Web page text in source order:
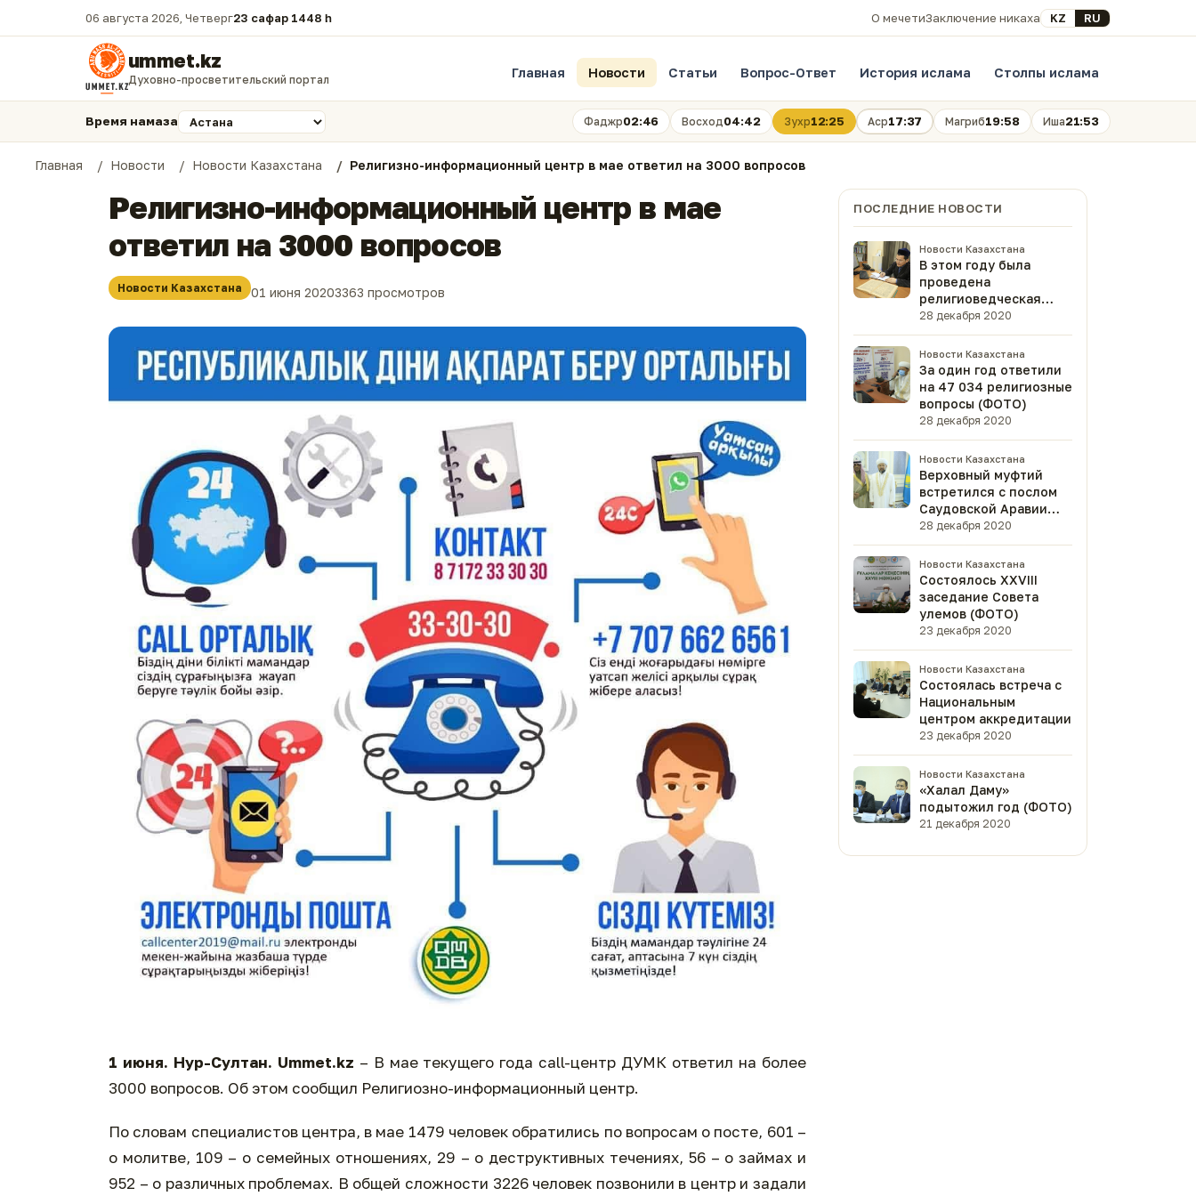
06 августа 2026, Четверг23 сафар 1448 һ. О мечетиЗаключение никахаВыберите язык
KZ RU
ummet.kz
Духовно-просветительский портал Главная Новости Статьи Вопрос-Ответ История ислама Столпы ислама
Время намаза Фаджр02:46 Восход04:42 Зухр12:25 Аср17:37 Магриб19:58 Иша21:53
Главная Новости Новости Казахстана Религизно-информационный центр в мае ответил на 3000 вопросов
Религизно-информационный центр в мае
ответил на 3000 вопросов
Новости Казахстана 01 июня 20203363 просмотров
1 июня. Нур-Султан. Ummet.kz – В мае текущего года call-центр ДУМК ответил на более
3000 вопросов. Об этом сообщил Религиозно-информационный центр.
По словам специалистов центра, в мае 1479 человек обратились по вопросам о посте, 601 –
о молитве, 109 – о семейных отношениях, 29 – о деструктивных течениях, 56 – о займах и
952 – о различных проблемах. В общей сложности 3226 человек позвонили в центр и задали
ПОСЛЕДНИЕ НОВОСТИ
Новости Казахстана
В этом году была
проведена
религиоведческая
экспертиза 47 книг
(ФОТО)
28 декабря 2020
Новости Казахстана
За один год ответили
на 47 034 религиозные
вопросы (ФОТО)
28 декабря 2020
Новости Казахстана
Верховный муфтий
встретился с послом
Саудовской Аравии
(ФОТО)
28 декабря 2020
Новости Казахстана
Состоялось XXVIII
заседание Совета
улемов (ФОТО)
23 декабря 2020
Новости Казахстана
Состоялась встреча с
Национальным
центром аккредитации
23 декабря 2020
Новости Казахстана
«Халал Даму»
подытожил год (ФОТО)
21 декабря 2020